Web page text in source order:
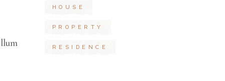
HOUSE
PROPERTY
RESIDENCE